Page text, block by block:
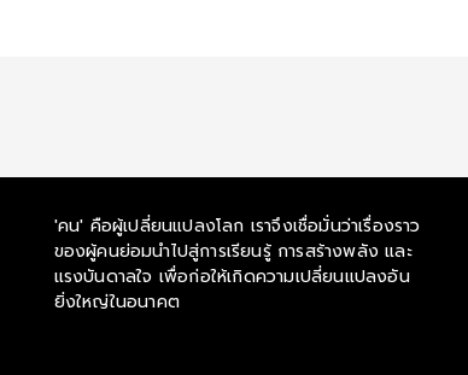
'คน' คือผู้เปลี่ยนแปลงโลก เราจึงเชื่อมั่นว่าเรื่องราว
ของผู้คนย่อมนำไปสู่การเรียนรู้ การสร้างพลัง และ
แรงบันดาลใจ เพื่อก่อให้เกิดความเปลี่ยนแปลงอัน
ยิ่งใหญ่ในอนาคต